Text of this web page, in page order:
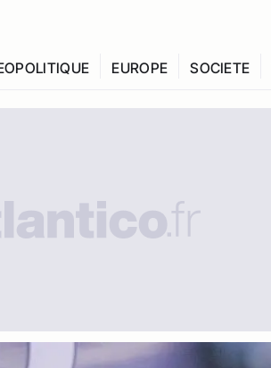
EUROPE SOCIETE